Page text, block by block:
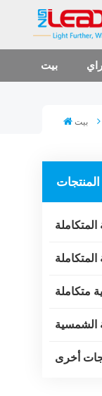
بيت
بيت
متكاملة
الشمسية
أخرى